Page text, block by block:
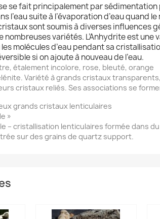
se fait principalement par
l’eau suite à l’évaporation d’eau quand
sont soumis à diverses influences
nombreuses variétés. L’Anhydrite est une
molécules d’eau pendant sa
si on ajoute à nouveau de l’eau.
étalement incolore, rose, bleuté, orange
Variété à grands cristaux
cristaux reliés. Ses associations se
grands cristaux lenticulaires
»
– cristallisation lenticulaires formée dans du
sur des grains de quartz support.